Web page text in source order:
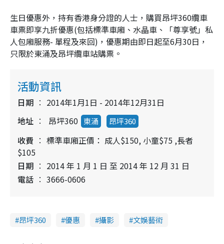
生日優惠外，持有香港身分證的人士，購買昂坪360纜車
車票即享九折優惠(包括標準車廂、水晶車、「尊享號」私
人包廂服務- 單程及來回)，優惠期由即日起至6月30日，
只限於東涌及昂坪纜車站購票。
活動資訊
日期
2014年1月1日 - 2014年12月31日
地址
昂坪360 東涌 昂坪360
收費
標準車廂正價： 成人$150, 小童$75 ,長者
$105
日期
2014 年 1 月 1 日 至 2014 年 12 月 31 日
電話
3666-0606
昂坪360 優惠 攝影 文娛藝術